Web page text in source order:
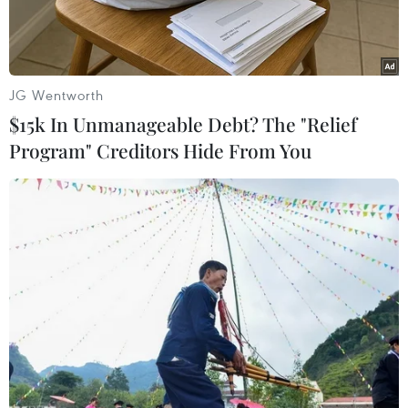
Chương trình sẽ có màn biểu diễn ánh sáng của hàng trăm
thiết bị bay không người lái được lập trình riêng theo kịch bản
3D. (Ảnh minh họa: Minh Sơn/Vietnam+)
Chương trình “Du lịch Hà Nội chào 2024 - Get on
Hanoi 2024” (từ ngày 9-10/3) tại không gian văn
JG Wentworth
$15k In Unmanageable Debt? The "Relief
Program" Creditors Hide From You